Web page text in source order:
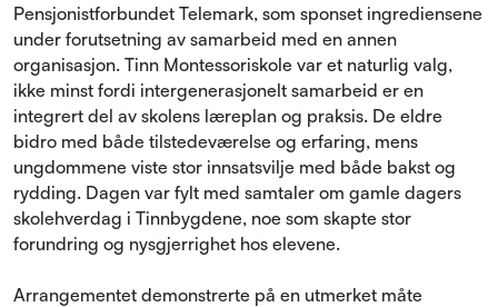
Pensjonistforbundet Telemark, som sponset ingrediensene
under forutsetning av samarbeid med en annen
organisasjon. Tinn Montessoriskole var et naturlig valg,
ikke minst fordi intergenerasjonelt samarbeid er en
integrert del av skolens læreplan og praksis. De eldre
bidro med både tilstedeværelse og erfaring, mens
ungdommene viste stor innsatsvilje med både bakst og
rydding. Dagen var fylt med samtaler om gamle dagers
skolehverdag i Tinnbygdene, noe som skapte stor
forundring og nysgjerrighet hos elevene.
Arrangementet demonstrerte på en utmerket måte